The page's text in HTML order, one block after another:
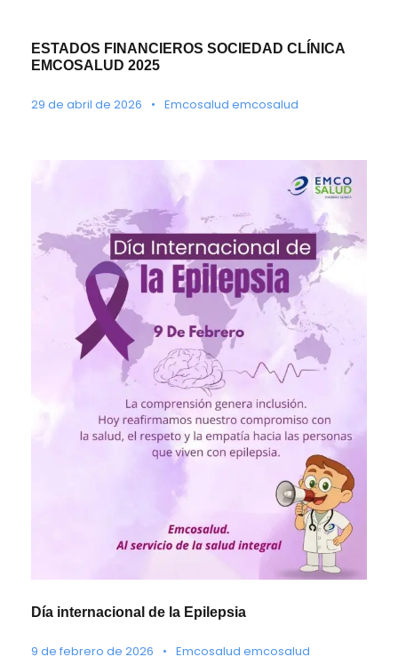
ESTADOS FINANCIEROS SOCIEDAD CLÍNICA
EMCOSALUD 2025
29 de abril de 2026 • Emcosalud emcosalud
Día internacional de la Epilepsia
9 de febrero de 2026 • Emcosalud emcosalud